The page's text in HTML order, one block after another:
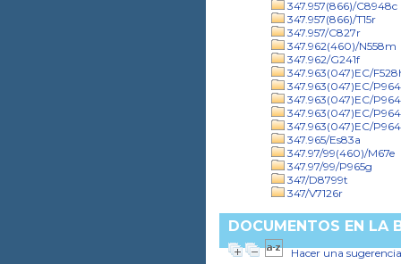
347.957(866)/C8948c
347.957(866)/T15r
347.957/C827r
347.962(460)/N558m
347.962/G241f
347.963(047)EC/
347.963(047)EC/
347.963(047)EC/
347.963(047)EC/
347.963(047)EC/
347.965/Es83a
347.97/99(460)/M67e
347.97/99/P965g
347/D8799t
347/V7126r
DOCUMENTOS EN LA
Hacer una sugerencia